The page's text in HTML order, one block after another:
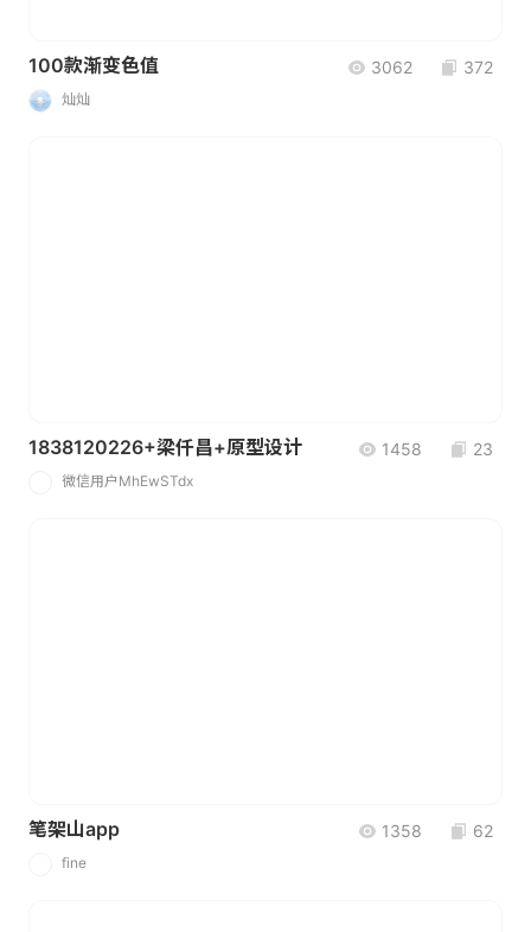
100款渐变色值 3062 372
灿灿
1838120226+梁仟昌+原型设计 1458 23
微信用户MhEwSTdx
笔架山app 1358 62
fine